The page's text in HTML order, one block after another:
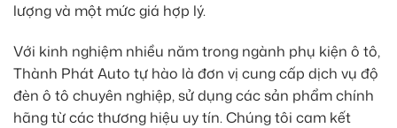
lượng và một mức giá hợp lý.
Với kinh nghiệm nhiều năm trong ngành phụ kiện ô tô,
Thành Phát Auto tự hào là đơn vị cung cấp dịch vụ độ
đèn ô tô chuyên nghiệp, sử dụng các sản phẩm chính
hãng từ các thương hiệu uy tín. Chúng tôi cam kết